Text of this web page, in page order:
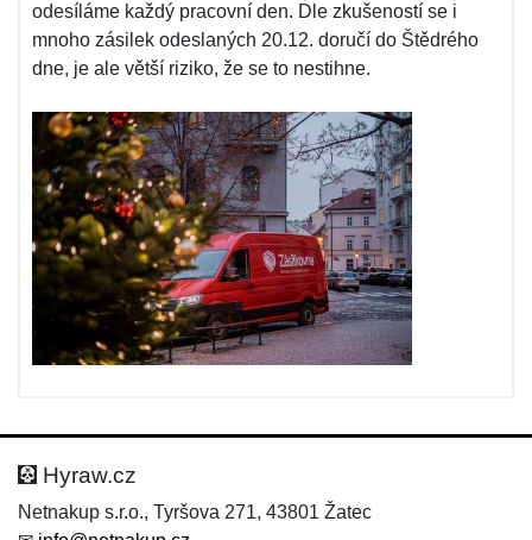
odesíláme každý pracovní den. Dle zkušeností se i
mnoho zásilek odeslaných 20.12. doručí do Štědrého
dne, je ale větší riziko, že se to nestihne.
Hyraw.cz
Netnakup s.r.o., Tyršova 271, 43801 Žatec